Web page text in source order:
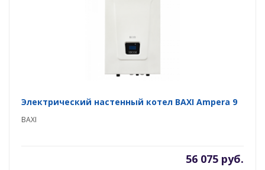
Электрический настенный котел BAXI Ampera 9
BAXI
56 075 руб.